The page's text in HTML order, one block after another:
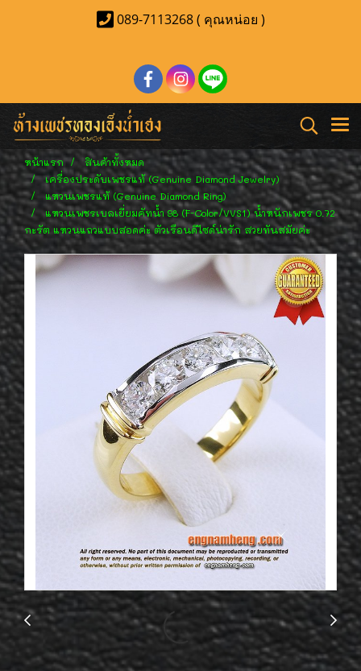
089-7113268 ( คุณหน่อย )
หน้าแรก
สินค้าทั้งหมด
เครื่องประดับเพชรแท้ (Genuine Diamond Jewelry)
แหวนเพชรแท้ (Genuine Diamond Ring)
แหวนเพชรเบลเยี่ยมคัทน้ำ 98 (F-Color/VVS1) น้ำหนักเพชร 0.72
กะรัต แหวนแถวแบบสอดค่ะ ตัวเรือนดีไซด์น่ารัก สวยทันสมัยค่ะ